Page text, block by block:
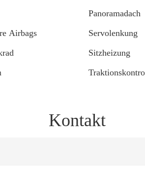
Airbags
Panoramadach
Servolenkung
Sitzheizung
Kontakt